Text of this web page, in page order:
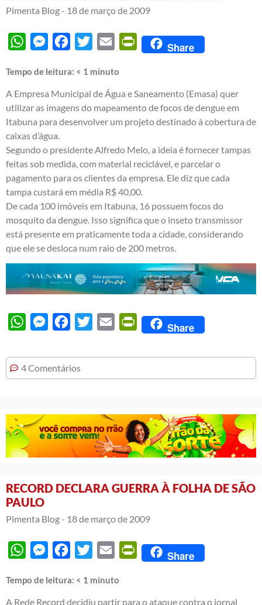
Pimenta Blog - 18 de março de 2009
WhatsAppMessengerFacebook
Twitter Email PrintFriendly
Share
Tempo de leitura: < 1 minuto
A Empresa Municipal de Água e Saneamento (Emasa) quer
utilizar as imagens do mapeamento de focos de dengue em
Itabuna para desenvolver um projeto destinado à cobertura de
caixas d’água.
Segundo o presidente Alfredo Melo, a ideia é fornecer tampas
feitas sob medida, com material reciclável, e parcelar o
pagamento para os clientes da empresa. Ele diz que cada
tampa custará em média R$ 40,00.
De cada 100 imóveis em Itabuna, 16 possuem focos do
mosquito da dengue. Isso significa que o inseto transmissor
está presente em praticamente toda a cidade, considerando
que ele se desloca num raio de 200 metros.
WhatsAppMessengerFacebook
Twitter Email PrintFriendly
Share
4 Comentários
RECORD DECLARA GUERRA À FOLHA DE SÃO
PAULO
Pimenta Blog - 18 de março de 2009
WhatsAppMessengerFacebook
Twitter Email PrintFriendly
Share
Tempo de leitura: < 1 minuto
A Rede Record decidiu partir para o ataque contra o jornal